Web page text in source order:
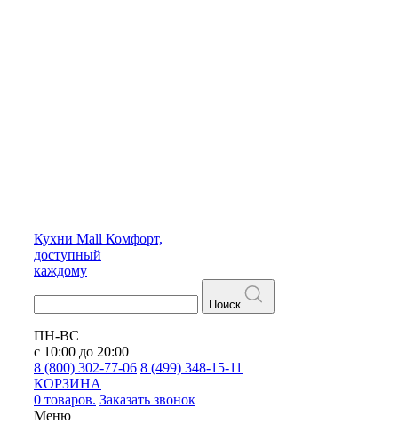
Кухни Mall Комфорт,
доступный
каждому
Поиск
ПН-ВС
с 10:00 до 20:00
8 (800) 302-77-06 8 (499) 348-15-11
КОРЗИНА
0 товаров. Заказать звонок
Меню